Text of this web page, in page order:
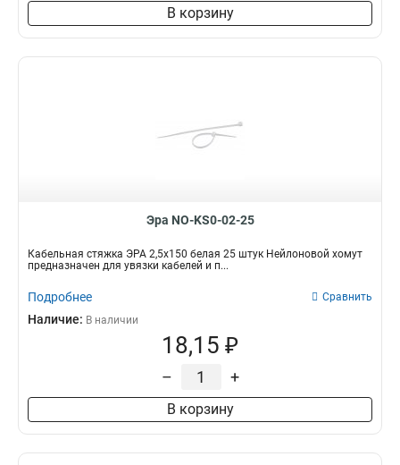
В корзину
Эра NO-KS0-02-25
Кабельная стяжка ЭРА 2,5х150 белая 25 штук Нейлоновой хомут
предназначен для увязки кабелей и п...
Подробнее Сравнить
Наличие: В наличии
18,15 ₽
– +
В корзину